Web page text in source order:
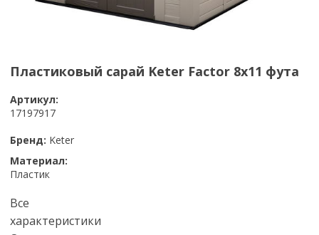
Пластиковый сарай Keter Factor 8x11 фута
Артикул:
17197917
Бренд: Keter
Материал:
Пластик
Все
характеристики